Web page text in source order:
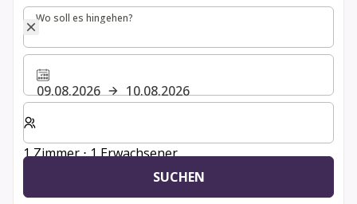
Wo soll es hingehen?
Wo soll es hingehen?
09.08.2026
10.08.2026
Wählen Sie die Anzahl der Zimmer und Gäste für Ihren
1 Zimmer ⋅ 1 Erwachsener
SUCHEN